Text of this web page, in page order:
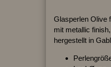
Glasperlen Olive
mit metallic finish,
hergestellt in